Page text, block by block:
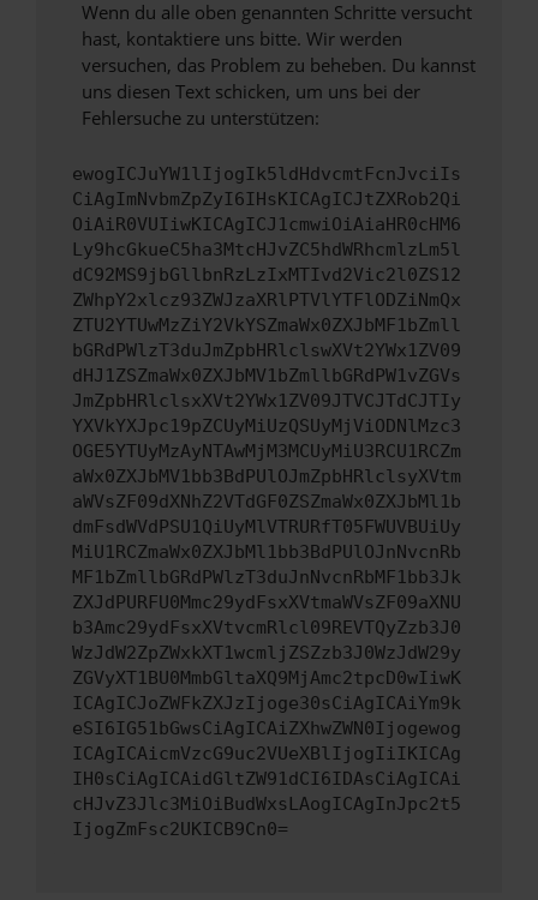
Wenn du alle oben genannten Schritte versucht
hast, kontaktiere uns bitte. Wir werden
versuchen, das Problem zu beheben. Du kannst
uns diesen Text schicken, um uns bei der
Fehlersuche zu unterstützen:
ewogICJuYW1lIjogIk5ldHdvcmtFcnJvciIs
CiAgImNvbmZpZyI6IHsKICAgICJtZXRob2Qi
OiAiR0VUIiwKICAgICJ1cmwiOiAiaHR0cHM6
Ly9hcGkueC5ha3MtcHJvZC5hdWRhcmlzLm5l
dC92MS9jbGllbnRzLzIxMTIvd2Vic2l0ZS12
ZWhpY2xlcz93ZWJzaXRlPTVlYTFlODZiNmQx
ZTU2YTUwMzZiY2VkYSZmaWx0ZXJbMF1bZmll
bGRdPWlzT3duJmZpbHRlclswXVt2YWx1ZV09
dHJ1ZSZmaWx0ZXJbMV1bZmllbGRdPW1vZGVs
JmZpbHRlclsxXVt2YWx1ZV09JTVCJTdCJTIy
YXVkYXJpc19pZCUyMiUzQSUyMjViODNlMzc3
OGE5YTUyMzAyNTAwMjM3MCUyMiU3RCU1RCZm
aWx0ZXJbMV1bb3BdPUlOJmZpbHRlclsyXVtm
aWVsZF09dXNhZ2VTdGF0ZSZmaWx0ZXJbMl1b
dmFsdWVdPSU1QiUyMlVTRURfT05FWUVBUiUy
MiU1RCZmaWx0ZXJbMl1bb3BdPUlOJnNvcnRb
MF1bZmllbGRdPWlzT3duJnNvcnRbMF1bb3Jk
ZXJdPURFU0Mmc29ydFsxXVtmaWVsZF09aXNU
b3Amc29ydFsxXVtvcmRlcl09REVTQyZzb3J0
WzJdW2ZpZWxkXT1wcmljZSZzb3J0WzJdW29y
ZGVyXT1BU0MmbGltaXQ9MjAmc2tpcD0wIiwK
ICAgICJoZWFkZXJzIjoge30sCiAgICAiYm9k
eSI6IG51bGwsCiAgICAiZXhwZWN0Ijogewog
ICAgICAicmVzcG9uc2VUeXBlIjogIiIKICAg
IH0sCiAgICAidGltZW91dCI6IDAsCiAgICAi
cHJvZ3Jlc3MiOiBudWxsLAogICAgInJpc2t5
IjogZmFsc2UKICB9Cn0=